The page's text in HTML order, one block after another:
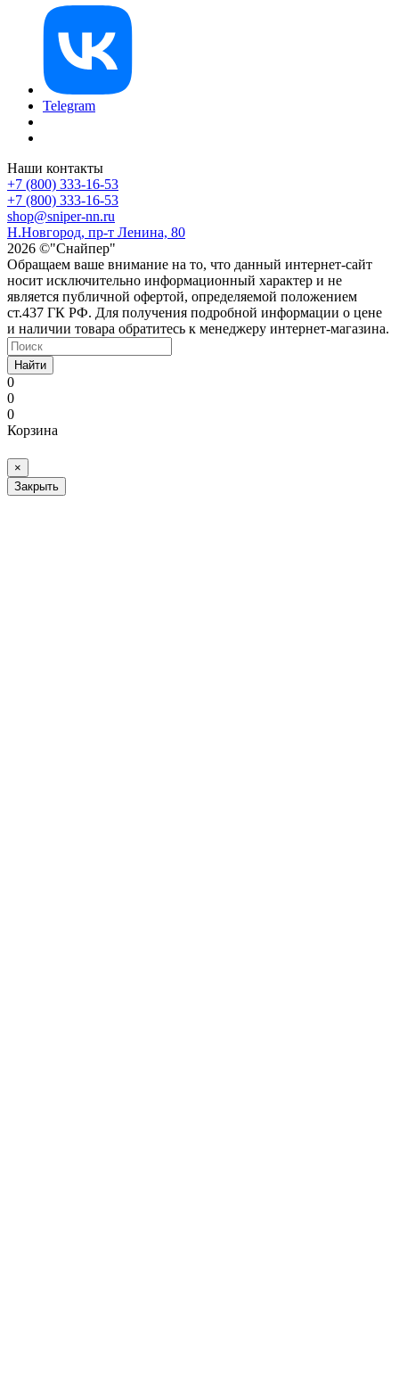
Telegram
Наши контакты
+7 (800) 333-16-53
+7 (800) 333-16-53
shop@sniper-nn.ru
Н.Новгород, пр-т Ленина, 80
2026 ©"Снайпер"
Обращаем ваше внимание на то, что данный интернет-сайт
носит исключительно информационный характер и не
является публичной офертой, определяемой положением
ст.437 ГК РФ. Для получения подробной информации о цене
и наличии товара обратитесь к менеджеру интернет-магазина.
Найти
0
0
0
Корзина
×
Закрыть